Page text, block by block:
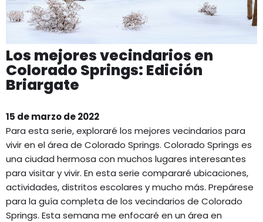
Los mejores vecindarios en
Colorado Springs: Edición
Briargate
15 de marzo de 2022
Para esta serie, exploraré los mejores vecindarios para
vivir en el área de Colorado Springs. Colorado Springs es
una ciudad hermosa con muchos lugares interesantes
para visitar y vivir. En esta serie compararé ubicaciones,
actividades, distritos escolares y mucho más. Prepárese
para la guía completa de los vecindarios de Colorado
Springs. Esta semana me enfocaré en un área en